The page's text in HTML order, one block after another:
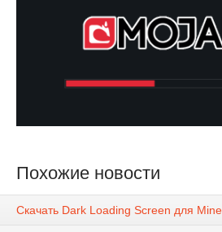
Похожие новости
Скачать Dark Loading Screen для